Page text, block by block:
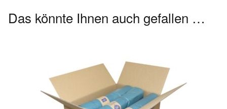
Das könnte Ihnen auch gefallen …